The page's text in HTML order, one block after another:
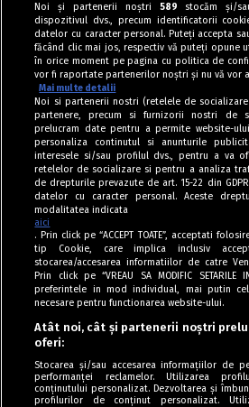
Tag index
Program Antena 1
Politica de
Noi și partenerii noștri 589 stocăm și/
dispozitivul dvs., precum identificatorii
datelor cu caracter personal. Puteți accepta
făcând clic mai jos, respectiv vă puteți opune
în orice moment pe pagina cu politica de
vor fi raportate partenerilor noștri și nu vă vor
Mai multe detalii
Noi si partenerii nostri (retelele de
partenere, precum si furnizorii nostri de
prelucram date pentru a permite website-
personaliza continutul si anunturile
interesele si/sau profilul dvs., pentru a va
retelelor de socializare si pentru a analiza
de drepturile prevazute de art. 15-22 din
datelor cu caracter personal. Aceste
modalitatea indicata
aici
. Prin click pe “ACCEPT TOATE”, acceptati
tip Cookie, care implica inclusiv
stocarea/accesarea informatiilor de catre
Prin click pe “VREAU SA MODIFIC SETARILE
preferintele in mod individual, mai putin
necesare pentru functionarea website-ului.
Atât noi, cât și partenerii noștri
oferi:
Stocarea și/sau accesarea informațiilor de
performanței reclamelor. Utilizarea
conținutului personalizat. Dezvoltarea și
profilurilor de conținut personalizat.